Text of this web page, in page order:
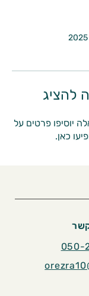
להציג
יוסיפו פרטים על
כאן.
050-